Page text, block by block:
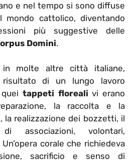
e nel tempo si sono diffuse
mondo cattolico, diventando
più suggestive delle
Domini.
in molte altre città italiane,
risultato di un lungo lavoro
tappeti floreali vi erano
la raccolta e la
la realizzazione dei bozzetti, il
di associazioni, volontari,
corale che richiedeva
sacrificio e senso di